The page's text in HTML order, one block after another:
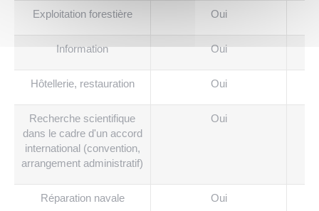
Exploitation forestière Oui
Information Oui
Hôtellerie, restauration Oui
Recherche scientifique
dans le cadre d'un accord
international (convention,
arrangement administratif)
Oui
Réparation navale Oui